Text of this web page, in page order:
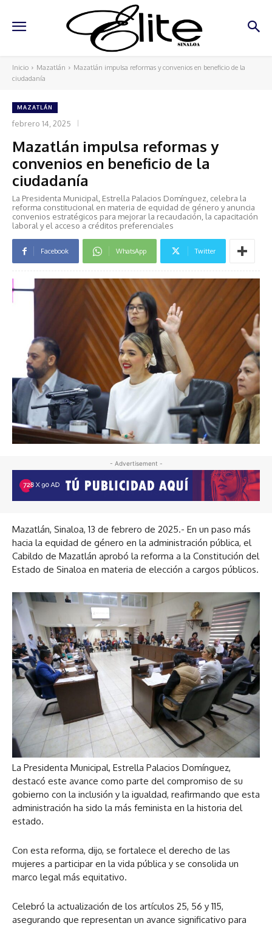
Inicio Mazatlán
Mazatlán impulsa reformas y convenios en beneficio de la
ciudadanía
MAZATLÁN
febrero 14, 2025
Mazatlán impulsa reformas y
convenios en beneficio de la
ciudadanía
La Presidenta Municipal, Estrella Palacios Domínguez, celebra la
reforma constitucional en materia de equidad de género y anuncia
convenios estratégicos para mejorar la recaudación, la capacitación
laboral y el acceso a créditos preferenciales
Facebook WhatsApp Twitter
- Advertisement -
Mazatlán, Sinaloa, 13 de febrero de 2025.- En un paso más
hacia la equidad de género en la administración pública, el
Cabildo de Mazatlán aprobó la reforma a la Constitución del
Estado de Sinaloa en materia de elección a cargos públicos.
La Presidenta Municipal, Estrella Palacios Domínguez,
destacó este avance como parte del compromiso de su
gobierno con la inclusión y la igualdad, reafirmando que esta
administración ha sido la más feminista en la historia del
estado.
Con esta reforma, dijo, se fortalece el derecho de las
mujeres a participar en la vida pública y se consolida un
marco legal más equitativo.
Celebró la actualización de los artículos 25, 56 y 115,
asegurando que representan un avance significativo para